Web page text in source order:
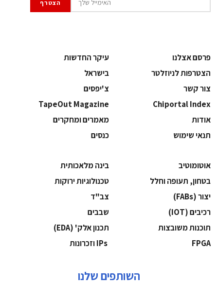
פרסם אצלנו
עיקר החדשות
הצטרפות לניוזלטר
בישראל
צור קשר
צ'יפסים
Chiportal Index
TapeOut Magazine
אודות
מאמרים ומחקרים
תנאי שימוש
כנסים
אוטומוטיב
בינה מלאכותית
בטחון, תעופה וחלל
‫טכנולוגיות ירוקות‬
‫יצור (‪(FABs‬‬
‫צב"ד‬
‫רכיבים‬ (IOT)
‫שבבים‬
‫תוכנות משובצות‬
‫תכנון אלק' (‪(EDA‬‬
‫‪FPGA‬‬
השותפים שלנו